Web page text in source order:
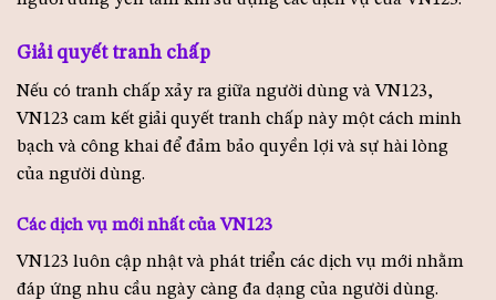
Giải quyết tranh chấp
Nếu có tranh chấp xảy ra giữa người dùng và VN123,
VN123 cam kết giải quyết tranh chấp này một cách minh
bạch và công khai để đảm bảo quyền lợi và sự hài lòng
của người dùng.
Các dịch vụ mới nhất của VN123
VN123 luôn cập nhật và phát triển các dịch vụ mới nhằm
đáp ứng nhu cầu ngày càng đa dạng của người dùng.